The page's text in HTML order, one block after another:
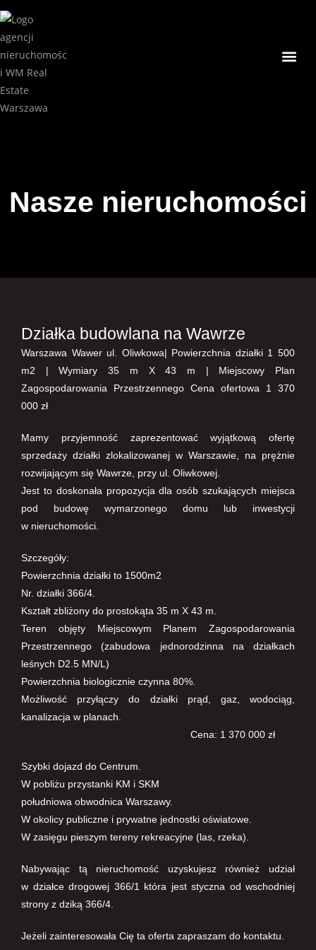
Nasze nieruchomości
Działka budowlana na Wawrze
Warszawa Wawer ul. Oliwkowa| Powierzchnia działki 1 500
m2 | Wymiary 35 m X 43 m | Miejscowy Plan
Zagospodarowania Przestrzennego Cena ofertowa 1 370
000 zł
Mamy przyjemność zaprezentować wyjątkową ofertę
sprzedaży działki zlokalizowanej w Warszawie, na prężnie
rozwijającym się Wawrze, przy ul. Oliwkowej.
Jest to doskonała propozycja dla osób szukających miejsca
pod budowę wymarzonego domu lub inwestycji
w nieruchomości.
Szczegóły:
Powierzchnia działki to 1500m2
Nr. działki 366/4.
Kształt zbliżony do prostokąta 35 m X 43 m.
Teren objęty Miejscowym Planem Zagospodarowania
Przestrzennego (zabudowa jednorodzinna na działkach
leśnych D2.5 MN/L)
Powierzchnia biologicznie czynna 80%.
Możliwość przyłączy do działki prąd, gaz, wodociąg,
kanalizacja w planach.
Cena: 1 370 000 zł
Szybki dojazd do Centrum.
W pobliżu przystanki KM i SKM
południowa obwodnica Warszawy.
W okolicy publiczne i prywatne jednostki oświatowe.
W zasięgu pieszym tereny rekreacyjne (las, rzeka).
Nabywając tą nieruchomość uzyskujesz również udział
w działce drogowej 366/1 która jest styczna od wschodniej
strony z dziką 366/4.
Jeżeli zainteresowała Cię ta oferta zapraszam do kontaktu.